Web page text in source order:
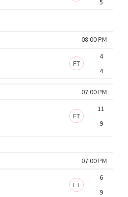
5
08:00 PM
4
FT
4
07:00 PM
11
FT
9
07:00 PM
6
FT
9